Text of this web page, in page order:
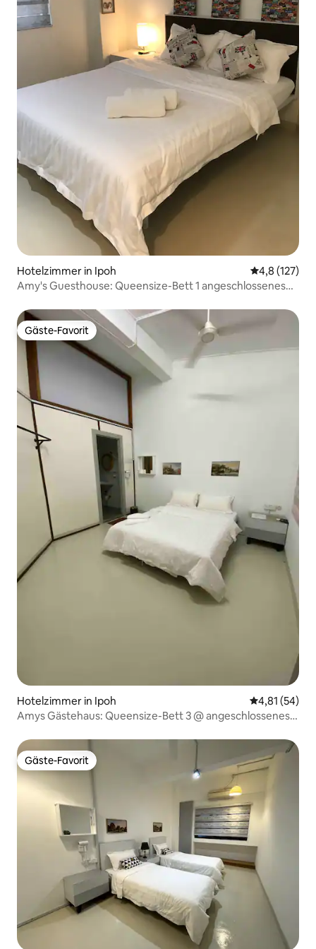
Hotelzimmer in Ipoh
4,8 (127)
Amy's Guesthouse: Queensize-Bett 1 angeschlossenes
Gäste-Favorit
Gäste-Favorit
Hotelzimmer in Ipoh
4,81 (54)
Amys Gästehaus: Queensize-Bett 3 @ angeschlossenes
Gäste-Favorit
Gäste-Favorit